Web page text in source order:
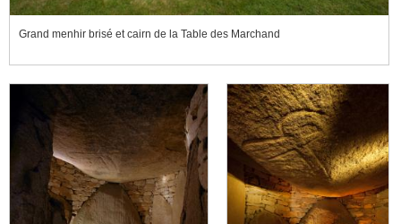
Grand menhir brisé et cairn de la Table des Marchand